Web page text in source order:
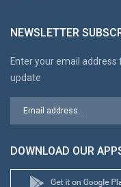
NEWSLETTER
Enter your email
update
DOWNLOAD OUR